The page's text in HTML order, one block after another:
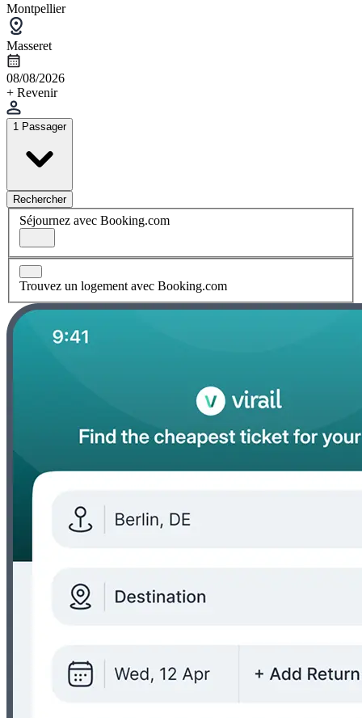
Montpellier
Masseret
08/08/2026
+ Revenir
1 Passager
Rechercher
Séjournez avec Booking.com
Trouvez un logement avec Booking.com